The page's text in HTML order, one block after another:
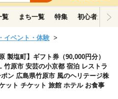
覧 まち一覧 特集 初心者ガイド
イベント・体験
製塩町】ギフト券（90,000円分）
竹原市 安芸の小京都 宿泊 レストラ
ン 広島県竹原市 風のヘリテージ株
ット チケット 旅館 ホテル お食事